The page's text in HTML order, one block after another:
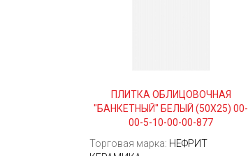
ПЛИТКА ОБЛИЦОВОЧНАЯ
"БАНКЕТНЫЙ" БЕЛЫЙ (50Х25) 00-
00-5-10-00-00-877
Торговая марка: НЕФРИТ